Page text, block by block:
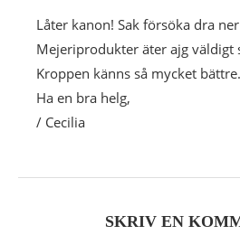
Låter kanon! Sak försöka dra
Mejeriprodukter äter ajg väldigt
Kroppen känns så mycket bättre.
Ha en bra helg,
/ Cecilia
SKRIV EN